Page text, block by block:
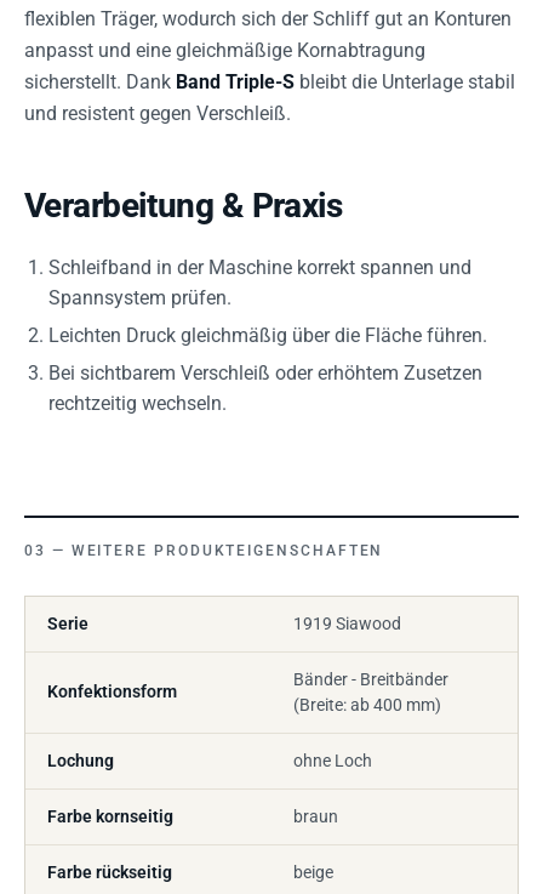
flexiblen Träger, wodurch sich der Schliff gut an Konturen
anpasst und eine gleichmäßige Kornabtragung
sicherstellt. Dank Band Triple-S bleibt die Unterlage stabil
und resistent gegen Verschleiß.
Verarbeitung & Praxis
Schleifband in der Maschine korrekt spannen und
Spannsystem prüfen.
Leichten Druck gleichmäßig über die Fläche führen.
Bei sichtbarem Verschleiß oder erhöhtem Zusetzen
rechtzeitig wechseln.
WEITERE PRODUKTEIGENSCHAFTEN
Serie 1919 Siawood
Konfektionsform
Bänder - Breitbänder
(Breite: ab 400 mm)
Lochung ohne Loch
Farbe kornseitig braun
Farbe rückseitig beige